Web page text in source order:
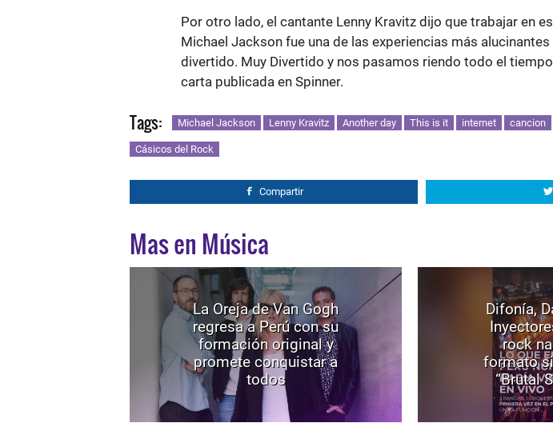
Por otro lado, el cantante Lenny Kravitz dijo que trabajar en
Michael Jackson fue una de las experiencias más
divertido. Muy Divertido y nos pasamos riendo todo el
carta publicada en Spinner.
Tags: Michael Jackson Lenny Kravitz Another day This is it internet cancion
Cásicos del Rock
Compartir
Mas en Música
La Oreja de Van Gogh
regresa a Perú con su
formación original y
promete conquistar a
todos
Difonía,
rock
formato
“Brutal